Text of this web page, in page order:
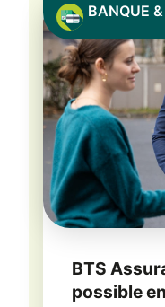
BANQUE
BTS
possible